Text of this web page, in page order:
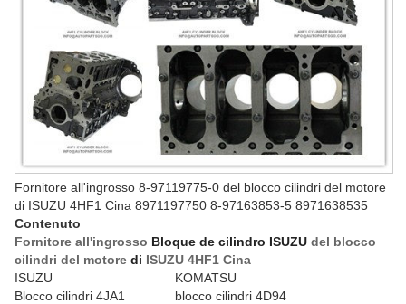
Fornitore all'ingrosso 8-97119775-0 del blocco cilindri del motore
di ISUZU 4HF1 Cina 8971197750 8-97163853-5 8971638535
Contenuto
Fornitore all'ingrosso Bloque de cilindro ISUZU del blocco
cilindri del motore di ISUZU 4HF1 Cina
ISUZU
KOMATSU
Blocco cilindri 4JA1
blocco cilindri 4D94